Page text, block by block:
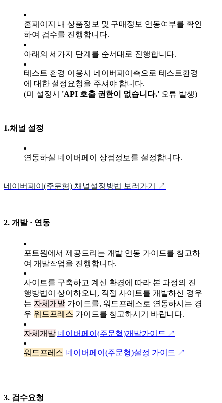
홈페이지 내 상품정보 및 구매정보 연동여부를 확인
하여 검수를 진행합니다.
아래의 세가지 단계를 순서대로 진행합니다.
테스트 환경 이용시 네이버페이측으로 테스트환경
에 대한 설정요청을 주셔야 합니다.
(미 설정시 'API 호출 권한이 없습니다.' 오류 발생)
1.채널 설정
연동하실 네이버페이 상점정보를 설정합니다.
네이버페이(주문형) 채널설정방법 보러가기 ↗
2. 개발 · 연동
포트원에서 제공드리는 개발 연동 가이드를 참고하
여 개발작업을 진행합니다.
사이트를 구축하고 계신 환경에 따라 본 과정의 진
행방법이 상이하오니, 직접 사이트를 개발하신 경우
는 자체개발 가이드를, 워드프레스로 연동하시는 경
우 워드프레스 가이드를 참고하시기 바랍니다.
자체개발 네이버페이(주문형)개발가이드 ↗
워드프레스 네이버페이(주문형)설정 가이드 ↗
3. 검수요청